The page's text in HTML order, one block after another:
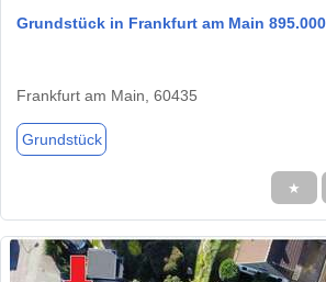
Grundstück in Frankfurt am Main 895.000
Frankfurt am Main, 60435
Grundstück
★